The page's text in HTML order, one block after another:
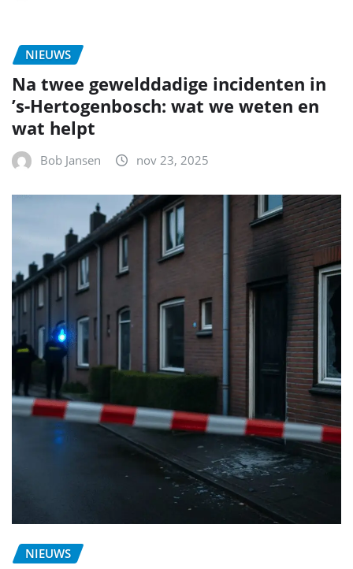
NIEUWS
Na twee gewelddadige incidenten in
’s‑Hertogenbosch: wat we weten en
wat helpt
Bob Jansen nov 23, 2025
NIEUWS